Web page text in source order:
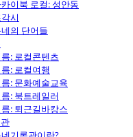
이북 로컬: 성안동
시
의 단어들
: 로컬콘텐츠
: 로컬여행
: 문화예술교육
: 북트레일러
: 퇴근길바캉스